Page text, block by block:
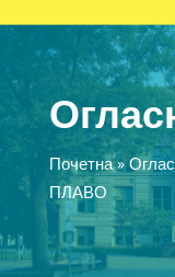
Почетна»
ПЛАВО